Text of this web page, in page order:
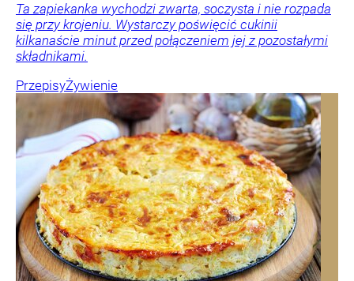
Ta zapiekanka wychodzi zwarta, soczysta i nie rozpada
się przy krojeniu. Wystarczy poświęcić cukinii
kilkanaście minut przed połączeniem jej z pozostałymi
składnikami.
PrzepisyŻywienie